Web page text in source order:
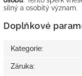
silný a osobitý význam.
Doplňkové
Kategorie:
Záruka: